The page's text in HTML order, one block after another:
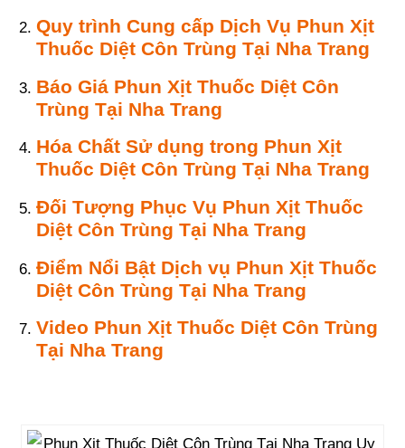
Quy trình Cung cấp Dịch Vụ Phun Xịt
Thuốc Diệt Côn Trùng Tại Nha Trang
Báo Giá Phun Xịt Thuốc Diệt Côn
Trùng Tại Nha Trang
Hóa Chất Sử dụng trong Phun Xịt
Thuốc Diệt Côn Trùng Tại Nha Trang
Đối Tượng Phục Vụ Phun Xịt Thuốc
Diệt Côn Trùng Tại Nha Trang
Điểm Nổi Bật Dịch vụ Phun Xịt Thuốc
Diệt Côn Trùng Tại Nha Trang
Video Phun Xịt Thuốc Diệt Côn Trùng
Tại Nha Trang